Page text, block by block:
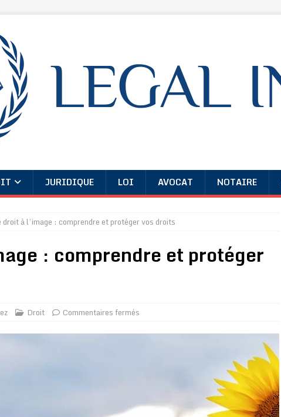
JURIDIQUE LOI AVOCAT NOTAIRE
droit à l’image : comprendre et protéger vos droits
: comprendre et protéger
Droit Commentaires fermés